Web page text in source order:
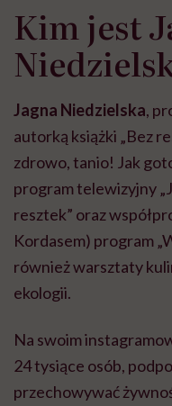
Kim jest
Jagna Niedzielska,
autorką książki „Bez
zdrowo, tanio! Jak
program telewizyjny
resztek” oraz
Kordasem) program
również warsztaty
ekologii.
Na swoim
24 tysiące osób,
przechowywać